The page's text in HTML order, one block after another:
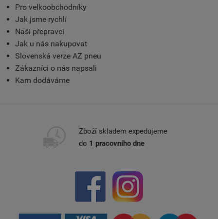
Pro velkoobchodníky
Jak jsme rychlí
Naši přepravci
Jak u nás nakupovat
Slovenská verze AZ pneu
Zákazníci o nás napsali
Kam dodáváme
Zboží skladem expedujeme
do 1 pracovního dne